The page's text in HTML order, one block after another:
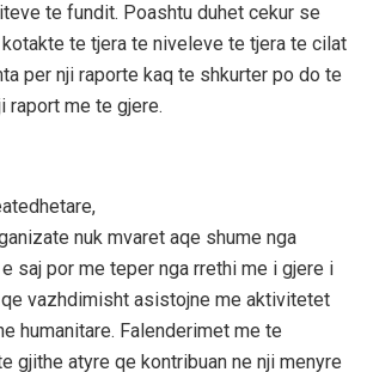
te fundit. Poashtu duhet cekur se
te tjera te niveleve te tjera te cilat
per nji raporte kaq te shkurter po do te
raport me te gjere.
nuk mvaret aqe shume nga
saj por me teper nga rrethi me i gjere i
vazhdimisht asistojne me aktivitetet
humanitare. Falenderimet me te
gjithe atyre qe kontribuan ne nji menyre